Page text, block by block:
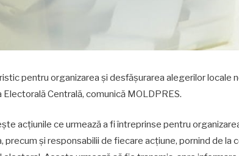
pentru organizarea și desfășurarea alegerilor locale
Centrală, comunică MOLDPRES.
acțiunile ce urmează a fi întreprinse pentru
precum și responsabilii de fiecare acțiune, pornind de